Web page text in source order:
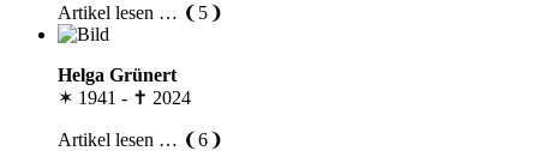
Artikel lesen … ❨5❩
Helga Grünert
✶ 1941 - ✝ 2024
Artikel lesen … ❨6❩